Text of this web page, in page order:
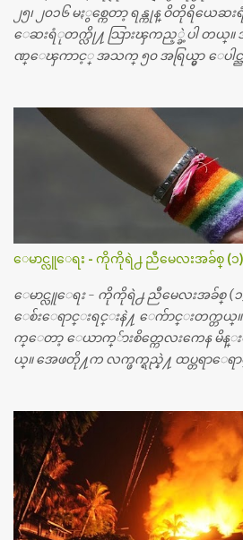
၂၅၊ ၂၀၁၆ မႏွစ္ကေတာ့ ရန္ကုန္ ဝိတိုရိ
ေဆးရံုတက္လို႔ သြားၾကည့္ခဲ့ပါ တယ္
ဏ္ေၾကာင့္ အသက္ ၅၀ အရြယ္မွာ ေပါင္ညႇပ္
စၿပီး၊ အာရွေတာ္ဝင္ခြဲစိတ္ခန္းကို ငွားရ
ယ္။ ေဆးစစ္၊ေဆးဝယ္၊ ခြဲစိတ္ကု၊ အရိုးအ
တ္ေတြနဲ႔ေဆးရံုမွာ ၂ ပတ္ေနထိုင္စရိတ္
ပါတယ္။ သူငယ္ခ်င္းျဖစ္သူကို လာေတြ႔
ပ္ရပ္တဲ့ ဝိတိုရိယေဆးရံုမွာ စီတီစကင္ နဲ႔ အမ္
တြ႔လို႔ေမးၾကည့္ေတာ့ တခါစမ္း
တယ္သိရပါတယ္။ တခါတေလ ကိုယ္လက္ေျ
စိတ္ၾကည့္လိုရင္ ဒီစက္ၾကီးေတြနဲ႔ စမ္းသပ္
င္း ကလီစာေတြကိုၾကည့္ရႈတဲ့ အာလထ
ကေတာ့ ေစ်းသိပ္မႀကီးလို႔ ျမန္မာျ
တစ္ခါစမ္းရင္ က်ပ္တစ္ေသာင္းေလာက္ က်
န္ခဲ့တဲ့ (၂)...
ေမာင္လူေရး - ကိုကိုရဲ႕ ညီမေလးအခ်စ္ (၁)
ေမာင္လူေရး - ကိုကိုရဲ႕ ညီမေလးအခ်စ္ (၁) (
ေစ်းေရာင္းရင္းနဲ႔ ေက်ာင္းတက္တ
က္ေတာ့ ေယာက္်ားစိတ္ကေလးကေန မိန္
ယ္။ အေဖတို႔က လက္ဖက္ရည္နဲ႔ ထပ္တရာေရ
တယ္။ ပန္းပန္တယ္။ မိန္းကေလး အဝတ္အစ
ယ္။ မိန္းမစိတ္ရွိေတာ့ ရွိေပမယ့္ ကိုယ့္ကိုယ္
သိတာက ၉ တန္း၊ ၁၀ တန္းေလာက္ကမွ။
ေယာက္ရွိတယ္။ အစ္ကို ၃ ေယာက္၊ အစ္မ
လည္း သူ႔ အေပါင္းအသင္းနဲ႔ သူဆိုေ
င္းတယ္။ ျပီးေတာ့ အေဖကလည္း ေ